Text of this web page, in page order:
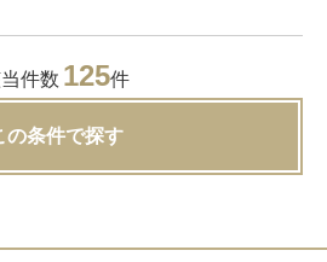
件数 125件
の条件で探す